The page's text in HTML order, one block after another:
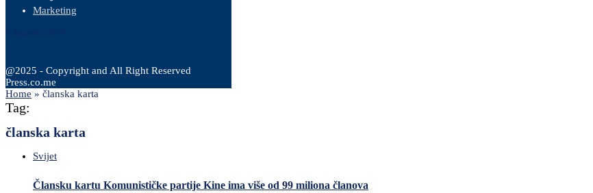
Marketing
@2025 - Copyright and All Right Reserved
Press.co.me
Home » članska karta
Tag:
članska karta
Svijet
Člansku kartu Komunističke partije Kine ima više od 99 miliona članova